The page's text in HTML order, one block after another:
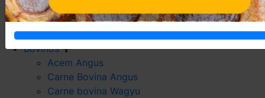
Carne De Frango
Carne De Galeto
Codorna
Bovinos
Acem Angus
Carne Bovina Angus
Carne bovina Wagyu